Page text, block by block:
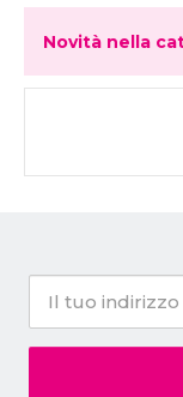
Novità nella